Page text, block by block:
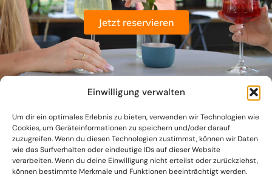
Einwilligung verwalten
Um dir ein optimales Erlebnis zu bieten, verwenden wir Technologien wie
Cookies, um Geräteinformationen zu speichern und/oder darauf
zuzugreifen. Wenn du diesen Technologien zustimmst, können wir Daten
wie das Surfverhalten oder eindeutige IDs auf dieser Website
verarbeiten. Wenn du deine Einwilligung nicht erteilst oder zurückziehst,
können bestimmte Merkmale und Funktionen beeinträchtigt werden.
Jetzt reservieren